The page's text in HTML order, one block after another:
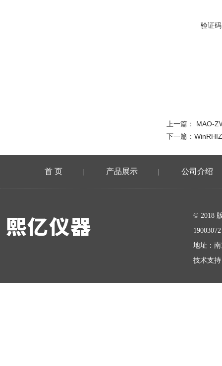
验证
上一篇： MAO-
下一篇：
首 页 | 产品展示 | 公司介绍
© 2018
地址：
技术支